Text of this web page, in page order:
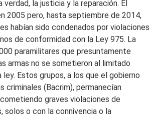
la justicia y la reparación. El
2005 pero, hasta septiembre de 2014,
habían sido condenados por violaciones
de conformidad con la Ley 975. La
paramilitares que presuntamente
armas no se sometieron al limitado
Estos grupos, a los que el gobierno
criminales (Bacrim), permanecían
graves violaciones de
solos o con la connivencia o la